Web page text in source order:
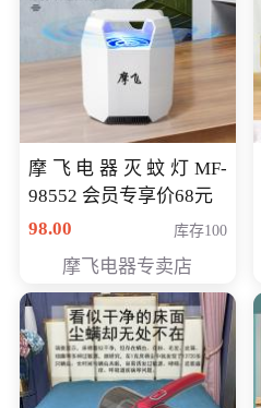
摩飞电器灭蚊灯MF-
98552 会员专享价68元
98.00
库存100
摩飞电器专卖店